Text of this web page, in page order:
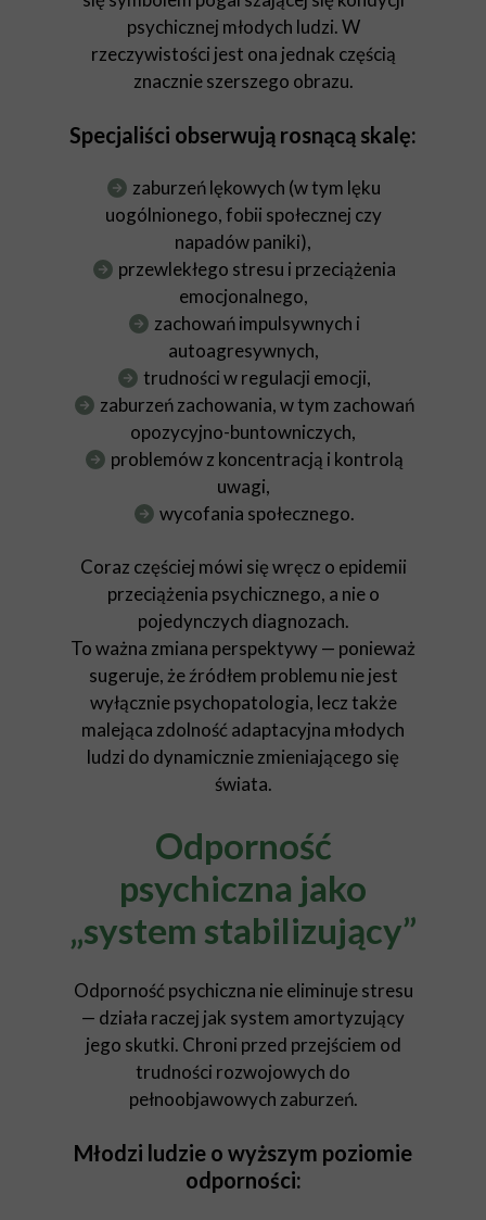
psychicznej młodych ludzi. W
rzeczywistości jest ona jednak częścią
znacznie szerszego obrazu.
Specjaliści obserwują rosnącą skalę:
zaburzeń lękowych (w tym lęku
uogólnionego, fobii społecznej czy
napadów paniki),
przewlekłego stresu i przeciążenia
emocjonalnego,
zachowań impulsywnych i
autoagresywnych,
trudności w regulacji emocji,
zaburzeń zachowania, w tym zachowań
opozycyjno-buntowniczych,
problemów z koncentracją i kontrolą
uwagi,
wycofania społecznego.
Coraz częściej mówi się wręcz o epidemii
przeciążenia psychicznego, a nie o
pojedynczych diagnozach.
To ważna zmiana perspektywy — ponieważ
sugeruje, że źródłem problemu nie jest
wyłącznie psychopatologia, lecz także
malejąca zdolność adaptacyjna młodych
ludzi do dynamicznie zmieniającego się
świata.
Odporność
psychiczna jako
„system stabilizujący”
Odporność psychiczna nie eliminuje stresu
— działa raczej jak system amortyzujący
jego skutki. Chroni przed przejściem od
trudności rozwojowych do
pełnoobjawowych zaburzeń.
Młodzi ludzie o wyższym poziomie
odporności: